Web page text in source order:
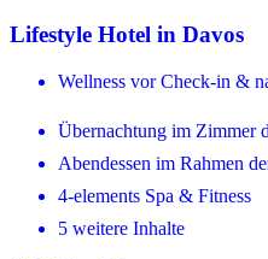
Lifestyle Hotel in Davos
Wellness vor Check-in &
Übernachtung im Zimmer
Abendessen im Rahmen
4-elements Spa & Fitness
5 weitere Inhalte